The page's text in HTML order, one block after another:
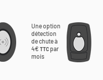
Une option
détection
de chute à
4€ TTC par
mois